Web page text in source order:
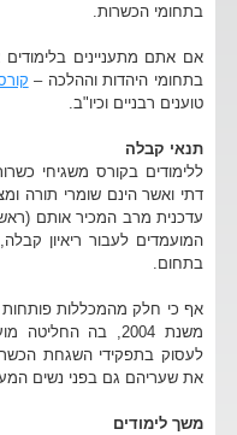
בתחומי הכשרות.
אם אתם מתעניינים בלימודים
בתחומי היהדות וההלכה –
טוענים רבניים וכיו"ב.
תנאי קבלה
ללימודים בקורס משגיחי
דתי ואשר הינם שומרי תורה
עדכנית מרב המכיר אותם
המועמדים לעבור ריאיון
בתחום.
אף כי חלק מהמכללות
משנת 2004, בה
לעסוק בתפקידי השגחת
את שעריהם גם בפני נשים
משך לימודים